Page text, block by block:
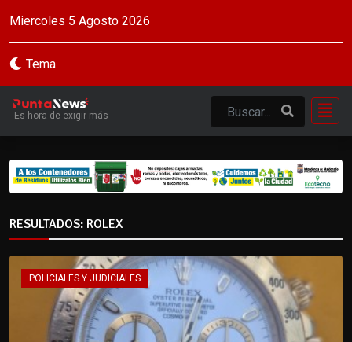
Miercoles 5 Agosto 2026
Tema
Es hora de exigir más
RESULTADOS: ROLEX
POLICIALES Y JUDICIALES